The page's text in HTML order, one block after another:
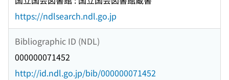
https://ndlsearch.ndl.go.jp
Bibliographic ID (NDL)
000000071452
http://id.ndl.go.jp/bib/000000071452